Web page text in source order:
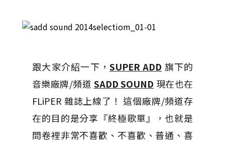
跟大家介紹一下， SUPER ADD 旗下的
音樂廠牌/頻道 SADD SOUND 現在也在
FLiPER 雜誌上線了！ 這個廠牌/頻道存
在的目的是分享『終極歌單』，也就是
問卷裡非常不喜歡、不喜歡、普通、喜